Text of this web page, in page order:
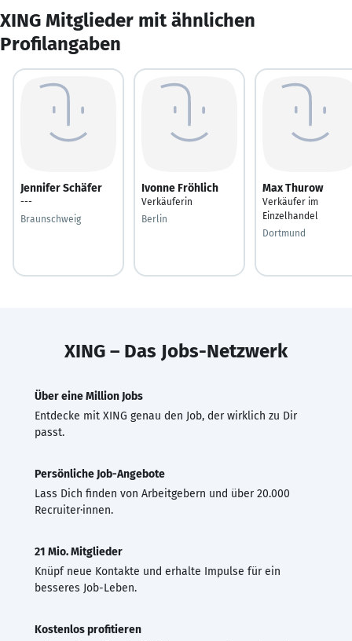
XING Mitglieder mit ähnlichen
Profilangaben
Jennifer Schäfer
---
Braunschweig
Ivonne Fröhlich
Verkäuferin
Berlin
Max Thurow
Verkäufer im
Einzelhandel
Dortmund
XING – Das Jobs-Netzwerk
Über eine Million Jobs
Entdecke mit XING genau den Job, der wirklich zu Dir
passt.
Persönliche Job-Angebote
Lass Dich finden von Arbeitgebern und über 20.000
Recruiter·innen.
21 Mio. Mitglieder
Knüpf neue Kontakte und erhalte Impulse für ein
besseres Job-Leben.
Kostenlos profitieren